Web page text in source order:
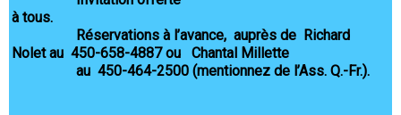
à tous.
Réservations à l’avance, auprès de Richard
Nolet au 450-658-4887 ou Chantal Millette
au 450-464-2500 (mentionnez de l’Ass. Q.-Fr.).